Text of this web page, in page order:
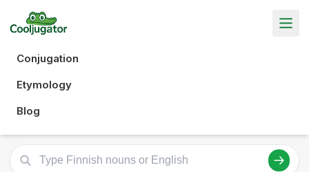
Conjugation
Etymology
Blog